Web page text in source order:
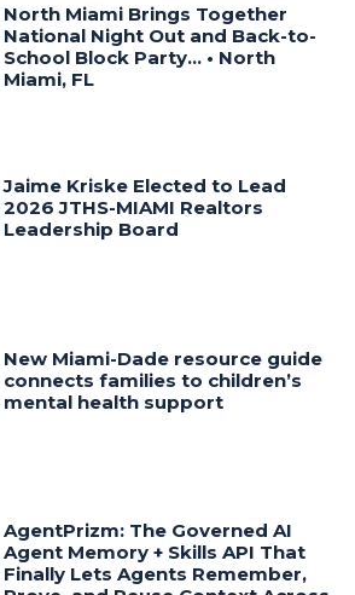
North Miami Brings Together
National Night Out and Back-to-
School Block Party… • North
Miami, FL
Jaime Kriske Elected to Lead
2026 JTHS-MIAMI Realtors
Leadership Board
New Miami-Dade resource guide
connects families to children’s
mental health support
AgentPrizm: The Governed AI
Agent Memory + Skills API That
Finally Lets Agents Remember,